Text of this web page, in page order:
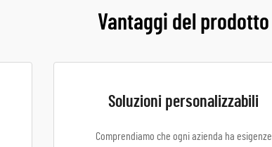
Vantaggi del prodotto
Soluzioni personalizzabili
Comprendiamo che ogni azienda ha esigenze